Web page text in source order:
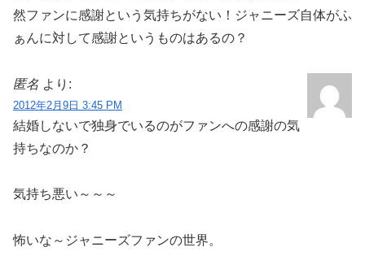
然ファンに感謝という気持ちがない！ジャニーズ自体がふ
ぁんに対して感謝というものはあるの？
匿名 より:
2012年2月9日 3:45 PM
結婚しないで独身でいるのがファンへの感謝の気
持ちなのか？
気持ち悪い～～～
怖いな～ジャニーズファンの世界。